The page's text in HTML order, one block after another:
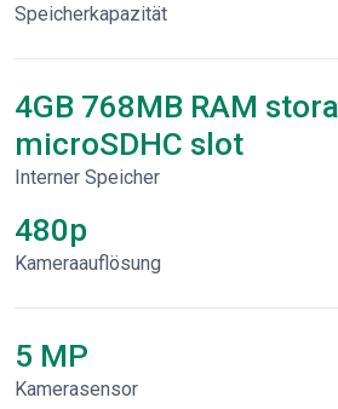
Speicherkapazität
4GB 768MB RAM
microSDHC slot
Interner Speicher
480p
Kameraauflösung
5 MP
Kamerasensor